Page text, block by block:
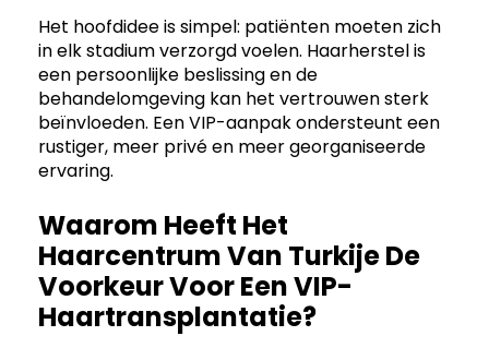
Het hoofdidee is simpel: patiënten moeten zich
in elk stadium verzorgd voelen. Haarherstel is
een persoonlijke beslissing en de
behandelomgeving kan het vertrouwen sterk
beïnvloeden. Een VIP-aanpak ondersteunt een
rustiger, meer privé en meer georganiseerde
ervaring.
Waarom Heeft Het
Haarcentrum Van Turkije De
Voorkeur Voor Een VIP-
Haartransplantatie?